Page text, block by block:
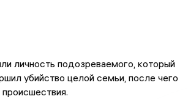
личность подозреваемого, который
убийство целой семьи, после чего